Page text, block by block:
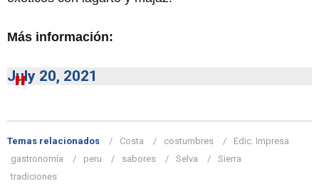
Más información:
July 20, 2021
Temas relacionados Costa costumbres
Edic. Impresa
gastronomía
peru sabores Selva
Sierra
tradiciones